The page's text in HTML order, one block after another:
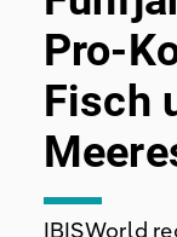
Pro-
Fisch
IBISWorld